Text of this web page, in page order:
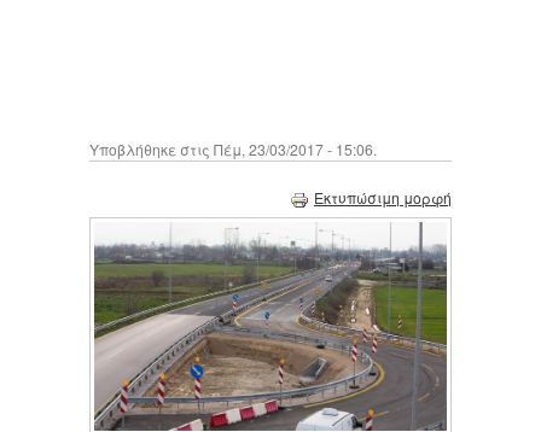
Υποβλήθηκε στις Πέμ, 23/03/2017 - 15:06.
Εκτυπώσιμη μορφή